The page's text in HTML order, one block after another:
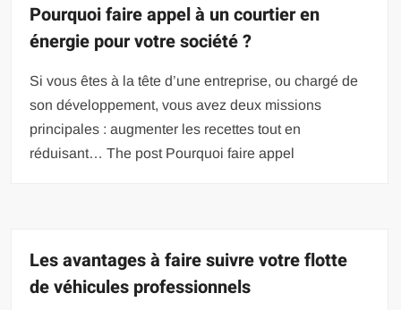
Pourquoi faire appel à un courtier en
énergie pour votre société ?
Si vous êtes à la tête d’une entreprise, ou chargé de
son développement, vous avez deux missions
principales : augmenter les recettes tout en
réduisant… The post Pourquoi faire appel
Les avantages à faire suivre votre flotte
de véhicules professionnels